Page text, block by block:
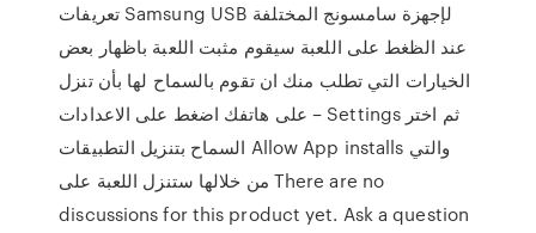
تعريفات Samsung USB لإجهزة سامسونج المختلفة
عند الظغط على اللعبة سيقوم مثبت اللعبة باظهار بعض
الخيارات التي تطلب منك ان تقوم بالسماح لها بأن تنزل
على هاتفك اضغط على الاعدادات – Settings ثم اختر
السماح بتنزيل التطبيقات Allow App installs والتي
من خلالها ستنزل اللعبة على There are no
discussions for this product yet. Ask a question